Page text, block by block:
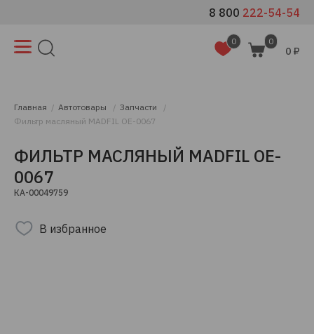
8 800 222-54-54
0 0
0 ₽
Главная Автотовары
Запчасти
Фильтр масляный MADFIL OE-0067
ФИЛЬТР МАСЛЯНЫЙ MADFIL OE-
0067
КА-00049759
В избранное